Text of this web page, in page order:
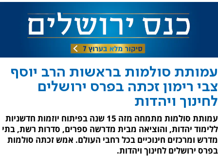
עמותת סולמות בראשות הרב יוסף
צבי רימון זכתה בפרס ירושלים
לחינוך ויהדות
עמותת סולמות מתמחה מזה 15 שנה בפיתוח יוזמות חדשניות
ללימוד יהדות, והוציאה מבית מדרשה ספרים, סדרות רשת, בתי
מדרש ומרכזים חינוכיים בכל רחבי העולם. אמש זכתה סולמות
בפרס ירושלים לחינוך ויהדות.